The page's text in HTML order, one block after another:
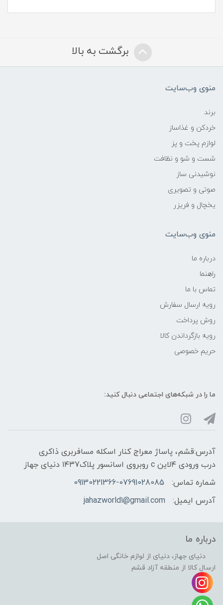
برگشت به بالا
منوی وب‌سایت
برند
خردکن و غذاساز
لوازم پخت و پز
شست و شو و نظافت
نوشیدنی ساز
صوتی و تصویری
یخچال و فریزر
منوی وب‌سایت
درباره ما
راهنما
تماس با ما
رویه ارسال سفارش
روش پرداخت
رویه‌ بازگرداندن کالا
حریم خصوصی
ما را در شبکه‌های اجتماعی دنبال کنید:
آدرس:قشم، پاساژ معراج کنار اسکله مسافربری ذاکری
درب ورودی ۴لاین c روبروی اسانسور پلاک۱۴۳7 دنیای جهاز
شماره تماس:
09130221366-07691028085
آدرس ایمیل:
jahazworld1@gmail.com
درباره ما
دنیای جهاز، دنیای از لوازم خانگی اصل
ارسال کالا از منطقه آزاد قشم